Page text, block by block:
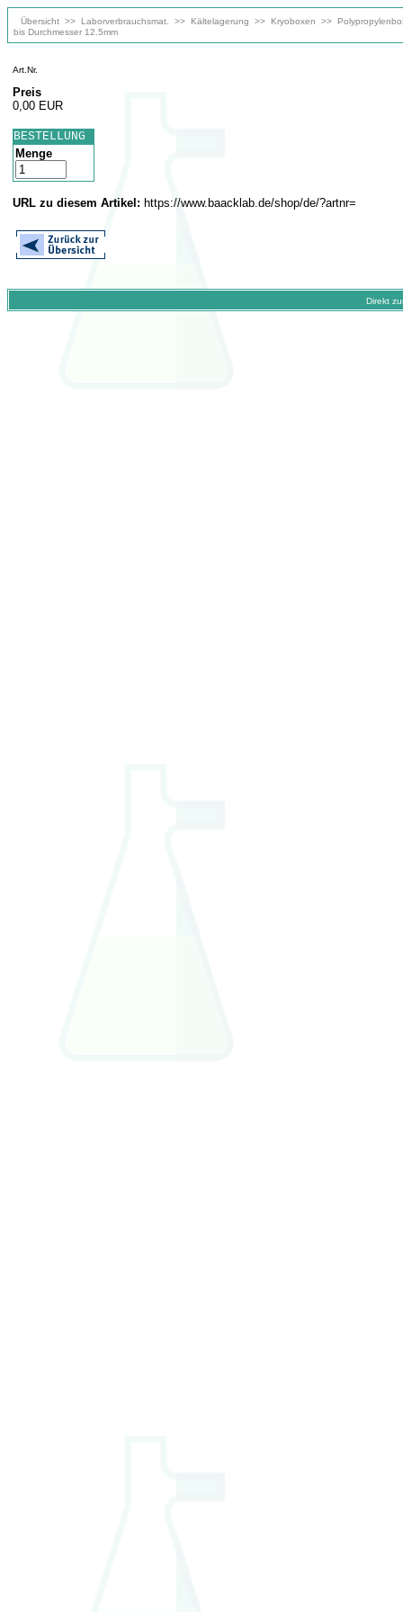
Übersicht >> Laborverbrauchsmat. >> Kältelagerung >> Kryoboxen >>
bis Durchmesser 12.5mm
Art.Nr.
Preis
0,00 EUR
BESTELLUNG
Menge
URL zu diesem Artikel: https://www.baacklab.de/shop/de/?artnr=
Direkt